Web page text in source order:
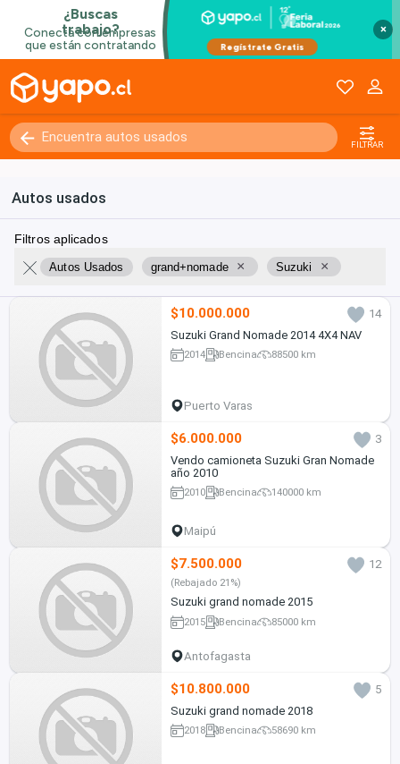
×
FILTRAR
Autos usados
Filtros aplicados
Autos Usados grand+nomade × Suzuki ×
$10.000.000
14
Suzuki Grand Nomade 2014 4X4 NAV
2014 Bencina 88500 km
Puerto Varas
$6.000.000
3
Vendo camioneta Suzuki Gran Nomade
año 2010
2010 Bencina 140000 km
Maipú
$7.500.000 12
(Rebajado 21%)
Suzuki grand nomade 2015
2015 Bencina 85000 km
Antofagasta
$10.800.000
5
Suzuki grand nomade 2018
2018 Bencina 58690 km